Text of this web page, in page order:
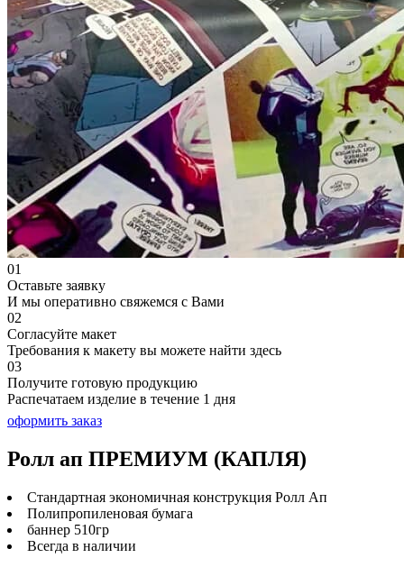
01
Оставьте заявку
И мы оперативно свяжемся с Вами
02
Согласуйте макет
Требования к макету вы можете найти здесь
03
Получите готовую продукцию
Распечатаем изделие в течение 1 дня
оформить заказ
Ролл ап ПРЕМИУМ (КАПЛЯ)
Стандартная экономичная конструкция Ролл Ап
Полипропиленовая бумага
баннер 510гр
Всегда в наличии